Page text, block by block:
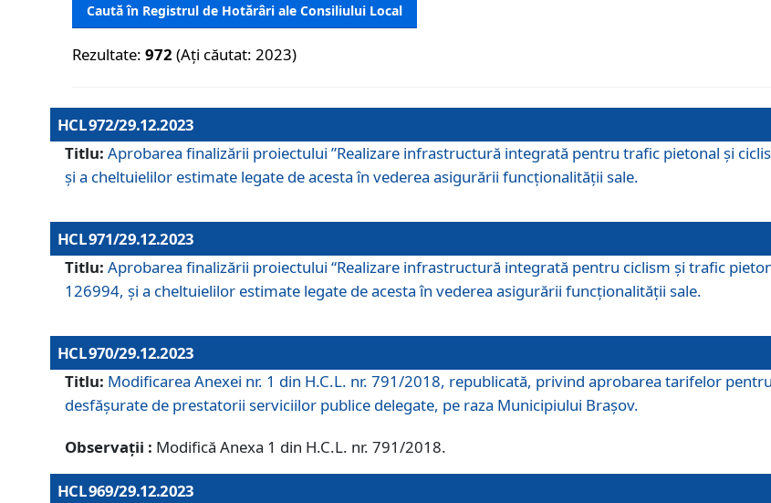
Caută în Registrul de Hotărâri ale Consiliului Local
Rezultate:972 (Ați căutat: 2023)
HCL 972/29.12.2023
Titlu: Aprobarea finalizării proiectului ”Realizare infrastructură integrată pentru trafic pietonal și
și a cheltuielilor estimate legate de acesta în vederea asigurării funcționalității sale.
HCL 971/29.12.2023
Titlu: Aprobarea finalizării proiectului “Realizare infrastructură integrată pentru ciclism şi trafic
126994, și a cheltuielilor estimate legate de acesta în vederea asigurării funcționalității sale.
HCL 970/29.12.2023
Titlu: Modificarea Anexei nr. 1 din H.C.L. nr. 791/2018, republicată, privind aprobarea tarifelor
desfășurate de prestatorii serviciilor publice delegate, pe raza Municipiului Brașov.
Observații : Modifică Anexa 1 din H.C.L. nr. 791/2018.
HCL 969/29.12.2023